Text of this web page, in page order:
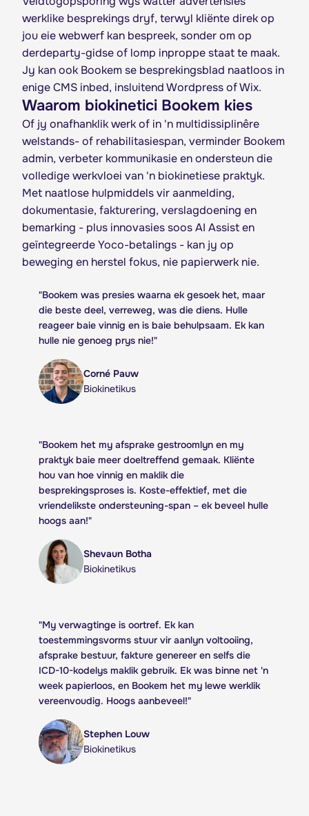
werklike besprekings dryf, terwyl kliënte direk op
jou eie webwerf kan bespreek, sonder om op
derdeparty-gidse of lomp inproppe staat te maak.
Jy kan ook Bookem se besprekingsblad naatloos in
enige CMS inbed, insluitend Wordpress of Wix.
Waarom biokinetici Bookem kies
Of jy onafhanklik werk of in 'n multidissiplinêre
welstands- of rehabilitasiespan, verminder Bookem
admin, verbeter kommunikasie en ondersteun die
volledige werkvloei van 'n biokinetiese praktyk.
Met naatlose hulpmiddels vir aanmelding,
dokumentasie, fakturering, verslagdoening en
bemarking - plus innovasies soos AI Assist en
geïntegreerde Yoco-betalings - kan jy op
beweging en herstel fokus, nie papierwerk nie.
"Bookem was presies waarna ek gesoek het, maar
die beste deel, verreweg, was die diens. Hulle
reageer baie vinnig en is baie behulpsaam. Ek kan
hulle nie genoeg prys nie!"
Corné Pauw
Biokinetikus
"Bookem het my afsprake gestroomlyn en my
praktyk baie meer doeltreffend gemaak. Kliënte
hou van hoe vinnig en maklik die
besprekingsproses is. Koste-effektief, met die
vriendelikste ondersteuning-span – ek beveel hulle
hoogs aan!"
Shevaun Botha
Biokinetikus
"My verwagtinge is oortref. Ek kan
toestemmingsvorms stuur vir aanlyn voltooiing,
afsprake bestuur, fakture genereer en selfs die
ICD-10-kodelys maklik gebruik. Ek was binne net 'n
week papierloos, en Bookem het my lewe werklik
vereenvoudig. Hoogs aanbeveel!"
Stephen Louw
Biokinetikus